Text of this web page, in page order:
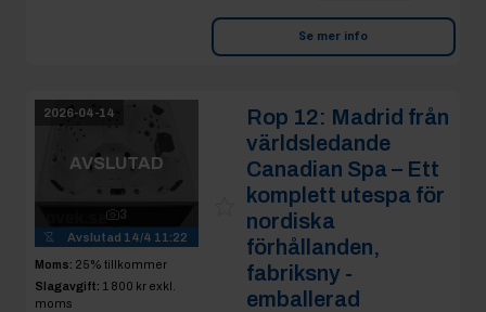
Se mer info
2026-04-14
AVSLUTAD
3
Avslutad 14/4 11:22
Moms: 25% tillkommer
Slagavgift: 1 800 kr exkl.
moms
Rop 12: Madrid från
världsledande
Canadian Spa – Ett
komplett utespa för
nordiska
förhållanden,
fabriksny -
emballerad